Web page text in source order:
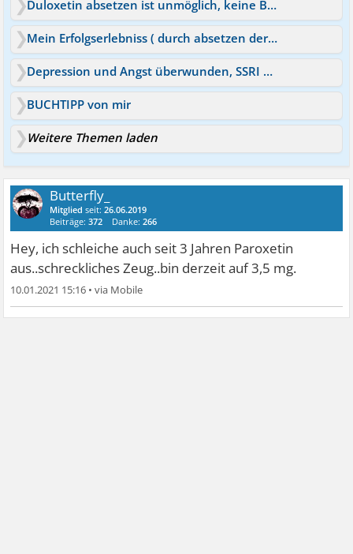
Duloxetin absetzen ist unmöglich, keine Besserung
Mein Erfolgserlebniss ( durch absetzen der Pille)
Depression und Angst überwunden, SSRI mit Plan absetzen
BUCHTIPP von mir
Weitere Themen laden
Butterfly_
Mitglied seit:26.06.2019
Beiträge:372 Danke:266
Hey, ich schleiche auch seit 3 Jahren Paroxetin
aus..schreckliches Zeug..bin derzeit auf 3,5 mg.
10.01.2021 15:16 •